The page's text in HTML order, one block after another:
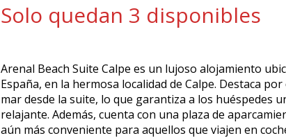
Solo quedan 3 disponibles
Arenal Beach Suite Calpe es un lujoso alojamiento
España, en la hermosa localidad de Calpe. Destaca
mar desde la suite, lo que garantiza a los huéspedes
relajante. Además, cuenta con una plaza de
aún más conveniente para aquellos que viajen en